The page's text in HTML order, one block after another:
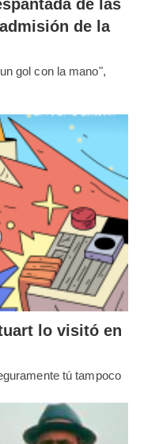
de las
de la
gol con la mano",
lo visitó en
tú tampoco